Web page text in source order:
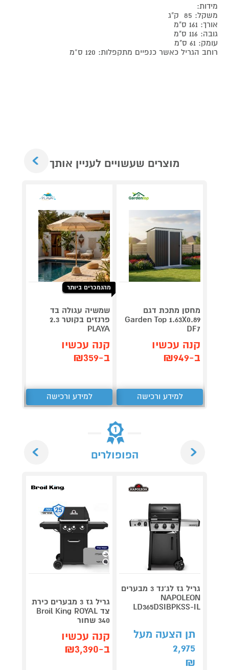
מידות:
משקל: 85 ק"ג
אורך: 161 ס"מ
גובה: 116 ס"מ
עומק: 61 ס"מ
רוחב הגריל כאשר כנפיים מתקפלות: 120 ס”מ
מוצרים שעשויים לעניין אותך
מחסן מתכת דגם
Garden Top 1.63X0.89
DF7
קנה עכשיו
ב-₪949
למידע ורכישה
מהנמכרים ביותר
שמשיה עגולה בד
פרנזים בקוטר 2.3
PLAYA
קנה עכשיו
ב-₪359
למידע ורכישה
הפופולרים
גריל גז לג'נד 3 מבערים
NAPOLEON
LD365DSIBPKSS-IL
תן הצעה מעל
2,975
₪
גריל גז 3 מבערים כירת
צד Broil King ROYAL
340 שחור
קנה עכשיו
ב-₪3,390